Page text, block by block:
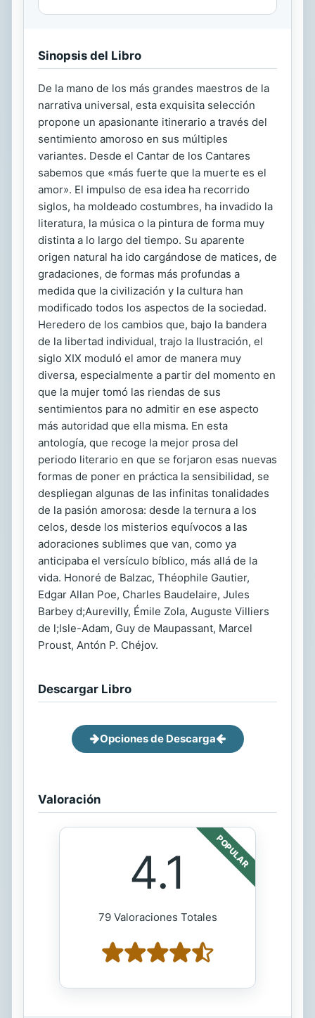
Sinopsis del Libro
De la mano de los más grandes maestros de la
narrativa universal, esta exquisita selección
propone un apasionante itinerario a través del
sentimiento amoroso en sus múltiples
variantes. Desde el Cantar de los Cantares
sabemos que «más fuerte que la muerte es el
amor». El impulso de esa idea ha recorrido
siglos, ha moldeado costumbres, ha invadido la
literatura, la música o la pintura de forma muy
distinta a lo largo del tiempo. Su aparente
origen natural ha ido cargándose de matices, de
gradaciones, de formas más profundas a
medida que la civilización y la cultura han
modificado todos los aspectos de la sociedad.
Heredero de los cambios que, bajo la bandera
de la libertad individual, trajo la Ilustración, el
siglo XIX moduló el amor de manera muy
diversa, especialmente a partir del momento en
que la mujer tomó las riendas de sus
sentimientos para no admitir en ese aspecto
más autoridad que ella misma. En esta
antología, que recoge la mejor prosa del
periodo literario en que se forjaron esas nuevas
formas de poner en práctica la sensibilidad, se
despliegan algunas de las infinitas tonalidades
de la pasión amorosa: desde la ternura a los
celos, desde los misterios equívocos a las
adoraciones sublimes que van, como ya
anticipaba el versículo bíblico, más allá de la
vida. Honoré de Balzac, Théophile Gautier,
Edgar Allan Poe, Charles Baudelaire, Jules
Barbey d;Aurevilly, Émile Zola, Auguste Villiers
de l;Isle-Adam, Guy de Maupassant, Marcel
Proust, Antón P. Chéjov.
Descargar Libro
Opciones de Descarga
Valoración
POPULAR
4.1
79 Valoraciones Totales